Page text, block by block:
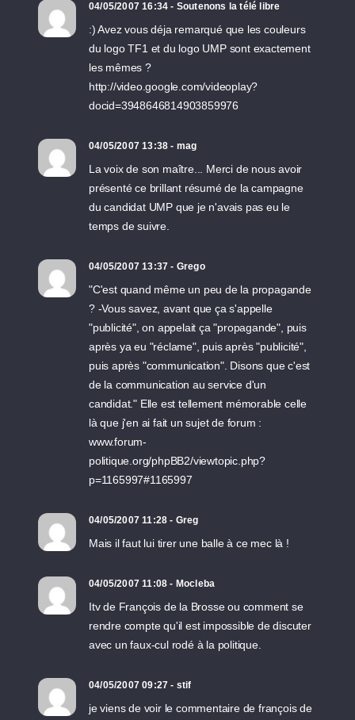
04/05/2007 16:34 - Soutenons la télé libre
:) Avez vous déja remarqué que les couleurs
du logo TF1 et du logo UMP sont exactement
les mêmes ?
http://video.google.com/videoplay?
docid=3948646814903859976
04/05/2007 13:38 - mag
La voix de son maître... Merci de nous avoir
présenté ce brillant résumé de la campagne
du candidat UMP que je n'avais pas eu le
temps de suivre.
04/05/2007 13:37 - Grego
"C'est quand même un peu de la propagande
? -Vous savez, avant que ça s'appelle
"publicité", on appelait ça "propagande", puis
après ya eu "réclame", puis après "publicité",
puis après "communication". Disons que c'est
de la communication au service d'un
candidat." Elle est tellement mémorable celle
là que j'en ai fait un sujet de forum :
www.forum-
politique.org/phpBB2/viewtopic.php?
p=1165997#1165997
04/05/2007 11:28 - Greg
Mais il faut lui tirer une balle à ce mec là !
04/05/2007 11:08 - Mocleba
Itv de François de la Brosse ou comment se
rendre compte qu'il est impossible de discuter
avec un faux-cul rodé à la politique.
04/05/2007 09:27 - stif
je viens de voir le commentaire de françois de